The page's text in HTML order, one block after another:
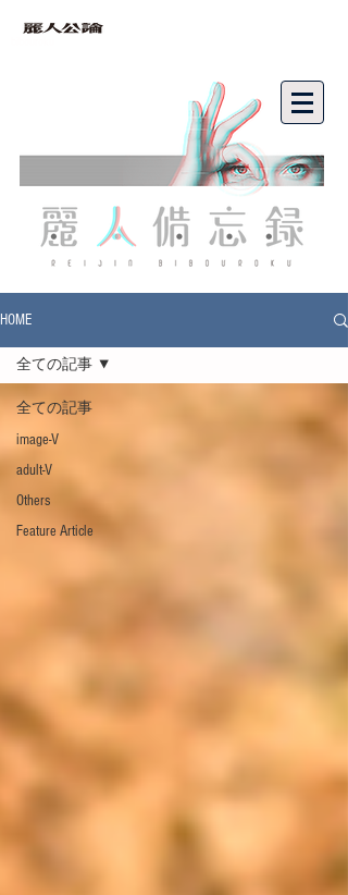
HOME
全ての記事
image-V
adult-V
Others
Feature Article
全ての記事